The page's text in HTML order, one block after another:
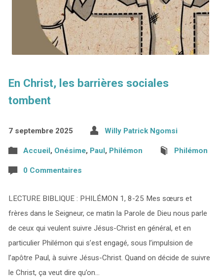
En Christ, les barrières sociales
tombent
7 septembre 2025 Willy Patrick Ngomsi
Accueil, Onésime, Paul, Philémon Philémon
0 Commentaires
LECTURE BIBLIQUE : PHILÉMON 1, 8-25 Mes sœurs et
frères dans le Seigneur, ce matin la Parole de Dieu nous parle
de ceux qui veulent suivre Jésus-Christ en général, et en
particulier Philémon qui s’est engagé, sous l’impulsion de
l’apôtre Paul, à suivre Jésus-Christ. Quand on décide de suivre
le Christ, ça veut dire qu’on…